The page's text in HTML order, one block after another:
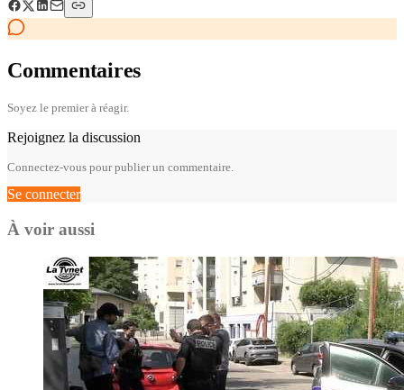
Commentaires
Soyez le premier à réagir.
Rejoignez la discussion
Connectez-vous pour publier un commentaire.
Se connecter
À voir aussi